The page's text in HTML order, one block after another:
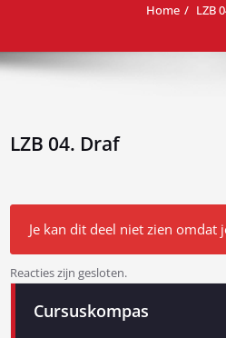
Home LZB
LZB 04. Draf
Je kan dit deel niet zien omdat
Bericht
navigatie
Reacties zijn gesloten.
Cursuskompas